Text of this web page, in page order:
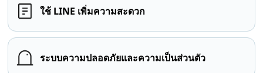
ใช้ LINE เพิ่มความสะดวก
ระบบความปลอดภัยและความเป็นส่วนตัว